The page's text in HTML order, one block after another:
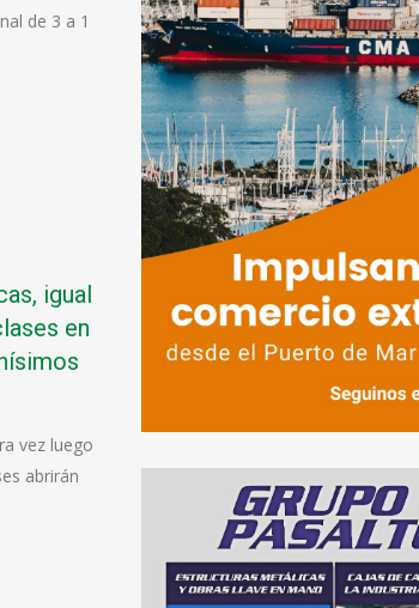
de 3 a 1
igual
en
vez luego
abrirán